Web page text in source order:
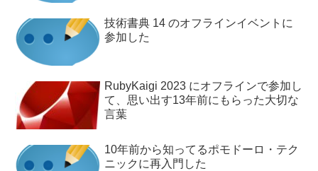
技術書典 14 のオフラインイベントに
参加した
RubyKaigi 2023 にオフラインで参加し
て、思い出す13年前にもらった大切な
言葉
10年前から知ってるポモドーロ・テク
ニックに再入門した